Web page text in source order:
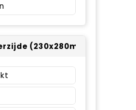
(230x280mm)